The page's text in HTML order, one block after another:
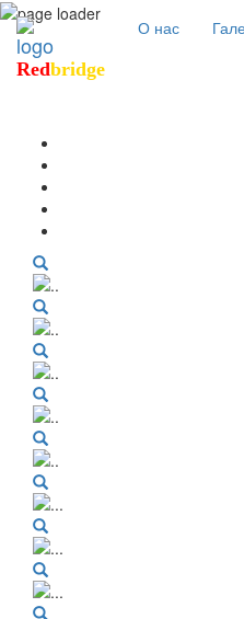
Redbridge
О нас